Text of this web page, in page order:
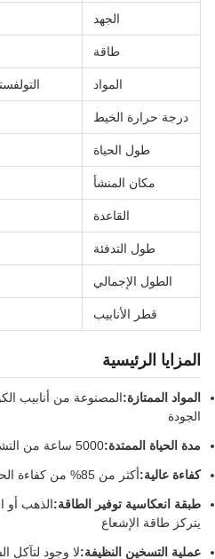
الجهد
طاقة
المواد
درجة حرارة الخيط
طول الحياة
مكان المنشأ
القاعدة
طول التدفئة
الطول الإجمالي
قطر الأنابيب
المزايا الرئيسية
المواد الممتازة:المصنوعة من أنابيب
الجودة
مدة الحياة الممتدة:5000 ساعة من التشغيل الموثوق
كفاءة عالية:أكثر من 85% من كفاءة الحرارة عند القوة الكاملة
طبقة انعكاسية توفير الطاقة:الذهب أو
يتركز طاقة الإشعاع
عملية التسخين النظيفة:لا وجود لتآكل